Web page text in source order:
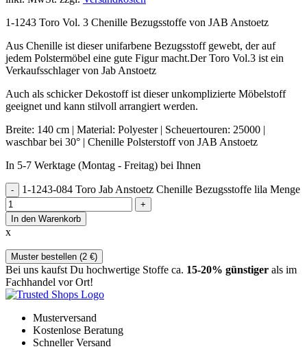
1-1243 Toro Vol. 3 Chenille Bezugsstoffe von JAB Anstoetz
Aus Chenille ist dieser unifarbene Bezugsstoff gewebt, der auf
jedem Polstermöbel eine gute Figur macht.Der Toro Vol.3 ist ein
Verkaufsschlager von Jab Anstoetz
Auch als schicker Dekostoff ist dieser unkomplizierte Möbelstoff
geeignet und kann stilvoll arrangiert werden.
Breite: 140 cm | Material: Polyester | Scheuertouren: 25000 |
waschbar bei 30° | Chenille Polsterstoff von JAB Anstoetz
In 5-7 Werktage (Montag - Freitag) bei Ihnen
1-1243-084 Toro Jab Anstoetz Chenille Bezugsstoffe lila Menge
In den Warenkorb
x
Muster bestellen (2 €)
Bei uns kaufst Du hochwertige Stoffe ca. 15-20% günstiger als im
Fachhandel vor Ort!
Musterversand
Kostenlose Beratung
Schneller Versand